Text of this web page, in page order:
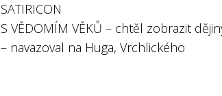
SATIRICON
S VĚDOMÍM VĚKŮ – chtěl zobrazit
– navazoval na Huga, Vrchlického